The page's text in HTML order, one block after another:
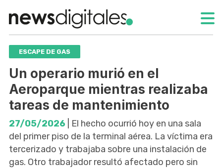
ESCAPE DE GAS
Un operario murió en el
Aeroparque mientras realizaba
tareas de mantenimiento
27/05/2026 | El hecho ocurrió hoy en una sala
del primer piso de la terminal aérea. La víctima era
tercerizado y trabajaba sobre una instalación de
gas. Otro trabajador resultó afectado pero sin